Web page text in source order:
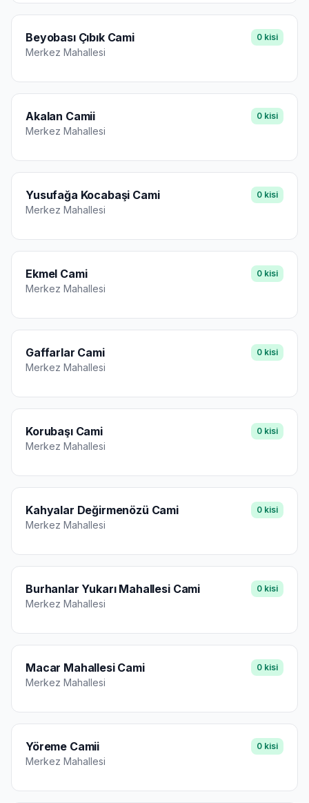
Beyobası Çıbık Cami
Merkez Mahallesi
0 kisi
Akalan Camii
Merkez Mahallesi
0 kisi
Yusufağa Kocabaşi Cami
Merkez Mahallesi
0 kisi
Ekmel Cami
Merkez Mahallesi
0 kisi
Gaffarlar Cami
Merkez Mahallesi
0 kisi
Korubaşı Cami
Merkez Mahallesi
0 kisi
Kahyalar Değirmenözü Cami
Merkez Mahallesi
0 kisi
Burhanlar Yukarı Mahallesi Cami
Merkez Mahallesi
0 kisi
Macar Mahallesi Cami
Merkez Mahallesi
0 kisi
Yöreme Camii
Merkez Mahallesi
0 kisi